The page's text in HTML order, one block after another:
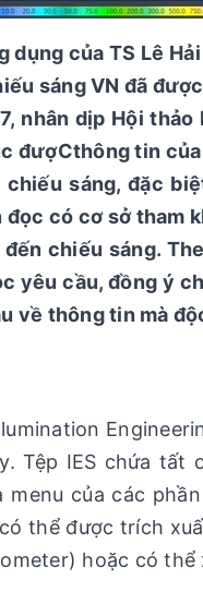
của TS Lê
sáng VN đã
nhân dịp Hội
đượCthông tin
sáng, đặc
đọc có cơ sở
chiếu sáng.
yêu cầu, đồng ý
về thông tin mà
Tệp IES chứa
menu của các
thể được trích
hoặc có